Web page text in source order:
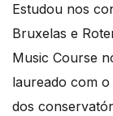
Estudou nos
Bruxelas e
Music Course
laureado com
dos